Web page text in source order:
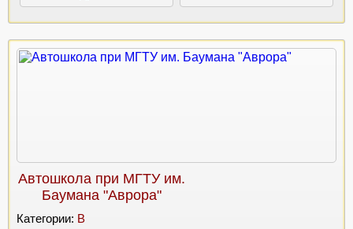
Автошкола при МГТУ им.
Баумана "Аврора"
Категории: B